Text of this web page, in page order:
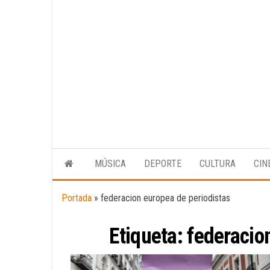
MÚSICA DEPORTE CULTURA
Portada » federacion europea de periodistas
Etiqueta: